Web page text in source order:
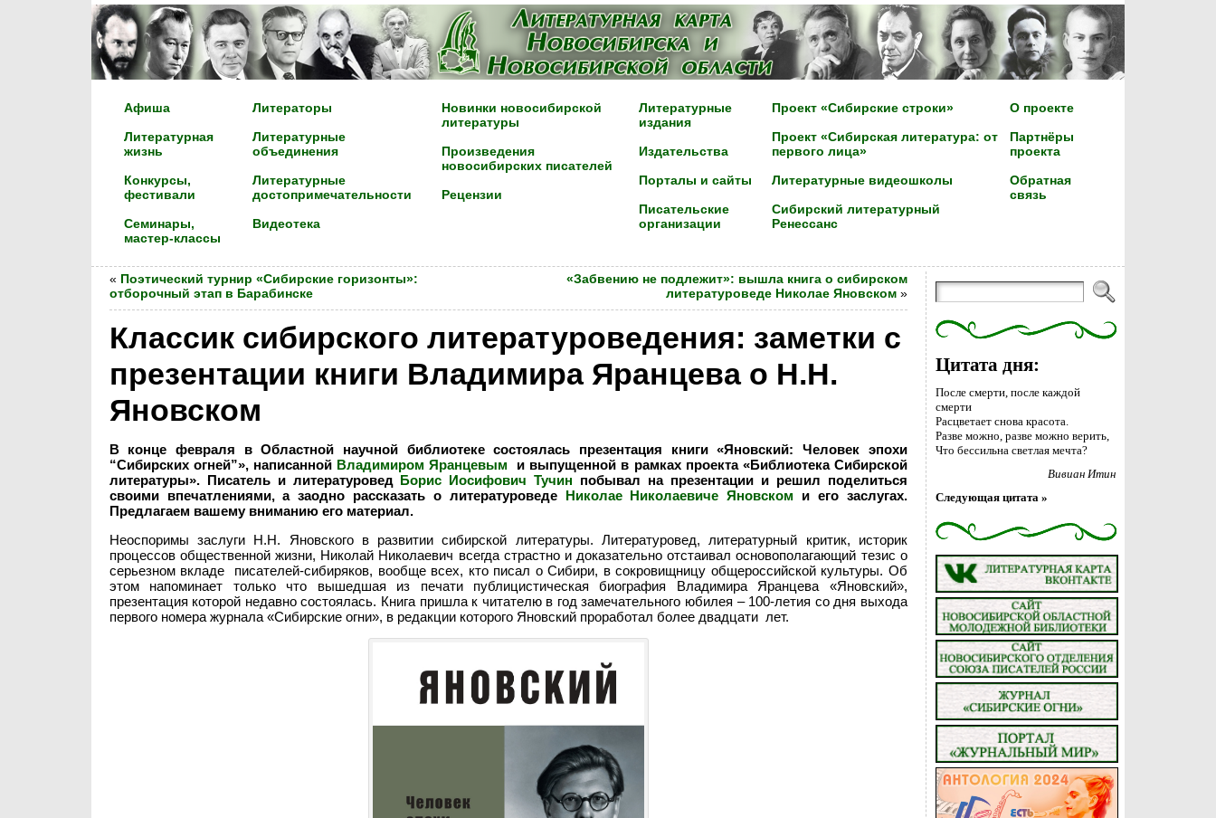
Афиша
Литературная
жизнь
Конкурсы,
фестивали
Семинары,
мастер-классы
Литераторы
Литературные
объединения
Литературные
достопримечательности
Видеотека
Новинки новосибирской
литературы
Произведения
новосибирских писателей
Рецензии
Литературные
издания
Издательства
Порталы и сайты
Писательские
организации
Проект «Сибирские строки»
Проект «Сибирская литература: от
первого лица»
Литературные видеошколы
Сибирский литературный
Ренессанс
О проекте
Партнёры
проекта
Обратная
связь
« Поэтический турнир «Сибирские горизонты»:
отборочный этап в Барабинске
«Забвению не подлежит»: вышла книга о сибирском
литературоведе Николае Яновском»
Классик сибирского литературоведения: заметки с
презентации книги Владимира Яранцева о Н.Н.
Яновском
В конце февраля в Областной научной библиотеке состоялась презентация книги «Яновский: Человек эпохи
“Сибирских огней”», написанной Владимиром Яранцевым и выпущенной в рамках проекта «Библиотека Сибирской
литературы». Писатель и литературовед Борис Иосифович Тучин побывал на презентации и решил поделиться
своими впечатлениями, а заодно рассказать о литературоведе Николае Николаевиче Яновском и его заслугах.
Предлагаем вашему вниманию его материал.
Неоспоримы заслуги Н.Н. Яновского в развитии сибирской литературы. Литературовед, литературный критик, историк
процессов общественной жизни, Николай Николаевич всегда страстно и доказательно отстаивал основополагающий тезис о
серьезном вкладе писателей-сибиряков, вообще всех, кто писал о Сибири, в сокровищницу общероссийской культуры. Об
этом напоминает только что вышедшая из печати публицистическая биография Владимира Яранцева «Яновский»,
презентация которой недавно состоялась. Книга пришла к читателю в год замечательного юбилея – 100-летия со дня выхода
первого номера журнала «Сибирские огни», в редакции которого Яновский проработал более двадцати лет.
Цитата дня:
После смерти, после каждой
смерти
Расцветает снова красота.
Разве можно, разве можно верить,
Что бессильна светлая мечта?
Вивиан Итин
Следующая цитата »